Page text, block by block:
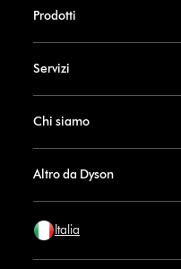
Prodotti
Servizi
Chi siamo
Altro da Dyson
Italia